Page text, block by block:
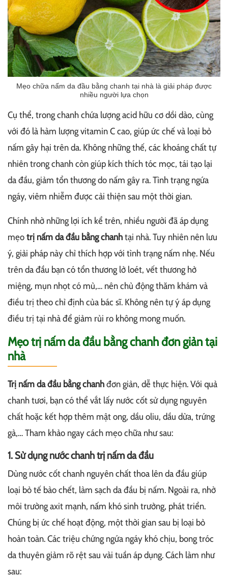
Mẹo chữa nấm da đầu bằng chanh tại nhà là giải pháp được
nhiều người lựa chọn
Cụ thể, trong chanh chứa lượng acid hữu cơ dồi dào, cùng
với đó là hàm lượng vitamin C cao, giúp ức chế và loại bỏ
nấm gây hại trên da. Không những thế, các khoáng chất tự
nhiên trong chanh còn giúp kích thích tóc mọc, tái tạo lại
da đầu, giảm tổn thương do nấm gây ra. Tình trạng ngứa
ngáy, viêm nhiễm được cải thiện sau một thời gian.
Chính nhờ những lợi ích kể trên, nhiều người đã áp dụng
mẹotrị nấm da đầu bằng chanhtại nhà. Tuy nhiên nên lưu
ý, giải pháp này chỉ thích hợp với tình trạng nấm nhẹ. Nếu
trên da đầu bạn có tổn thương lở loét, vết thương hở
miệng, mụn nhọt có mủ,… nên chủ động thăm khám và
điều trị theo chỉ định của bác sĩ. Không nên tự ý áp dụng
điều trị tại nhà để giảm rủi ro không mong muốn.
Mẹo trị nấm da đầu bằng chanh đơn giản tại
nhà
Trị nấm da đầu bằng chanhđơn giản, dễ thực hiện. Với quả
chanh tươi, bạn có thể vắt lấy nước cốt sử dụng nguyên
chất hoặc kết hợp thêm mật ong, dầu oliu, dầu dừa, trứng
gà,… Tham khảo ngay cách mẹo chữa như sau:
1. Sử dụng nước chanh trị nấm da đầu
Dùng nước cốt chanh nguyên chất thoa lên da đầu giúp
loại bỏ tế bào chết, làm sạch da đầu bị nấm. Ngoài ra, nhờ
môi trường axit mạnh, nấm khó sinh trưởng, phát triển.
Chúng bị ức chế hoạt động, một thời gian sau bị loại bỏ
hoàn toàn. Các triệu chứng ngứa ngáy khó chịu, bong tróc
da thuyên giảm rõ rệt sau vài tuần áp dụng. Cách làm như
sau: